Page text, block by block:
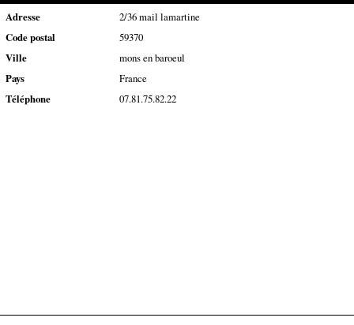
Adresse
2/36 mail lamartine
Code postal
59370
Ville
mons en baroeul
Pays
France
Téléphone
07.81.75.82.22